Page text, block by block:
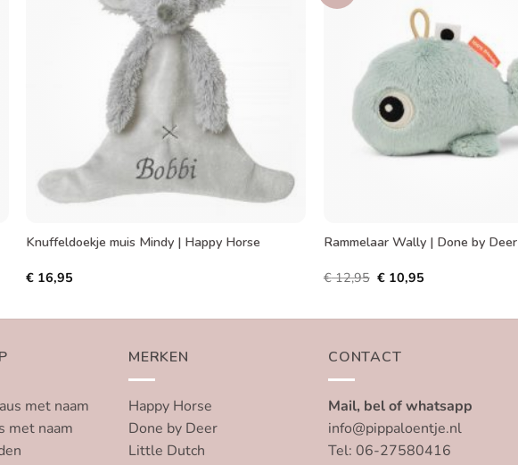
Knuffeldoekje muis Mindy | Happy Horse
€ 16,95
Rammelaar Wally | Done by Deer
€12,95 Oorspronkelijke
prijs
€ 10,95
met naam
met naam
MERKEN
Happy Horse
Done by Deer
Little Dutch
CONTACT
Mail, bel of whatsapp
info@pippaloentje.nl
Tel: 06-27580416